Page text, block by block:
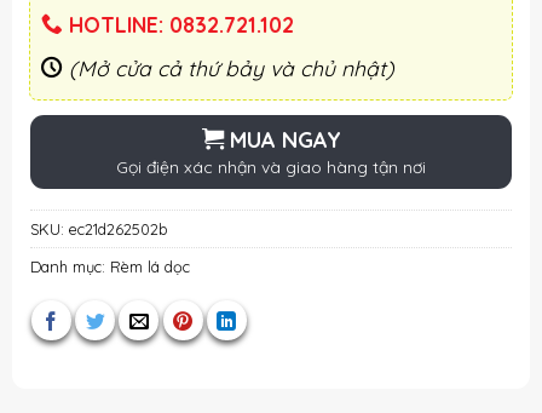
HOTLINE: 0832.721.102
(Mở cửa cả thứ bảy và chủ nhật)
MUA NGAY
Gọi điện xác nhận và giao hàng tận nơi
SKU: ec21d262502b
Danh mục: Rèm lá dọc